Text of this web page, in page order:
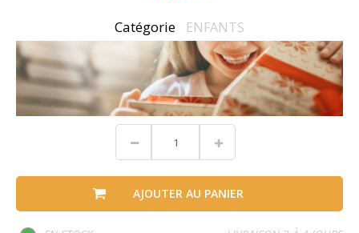
Catégorie ENFANTS
AJOUTER AU PANIER